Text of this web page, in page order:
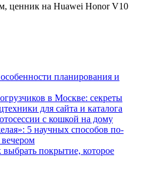
ценник на Huawei Honor V10
планирования и
в Москве: секреты
для сайта и каталога
с кошкой на дому
5 научных способов по-
выбрать покрытие, которое